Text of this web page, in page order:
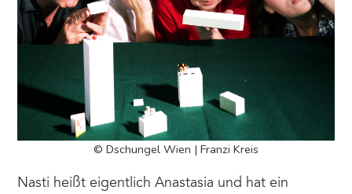
© Dschungel Wien | Franzi Kreis
Nasti heißt eigentlich Anastasia und hat ein